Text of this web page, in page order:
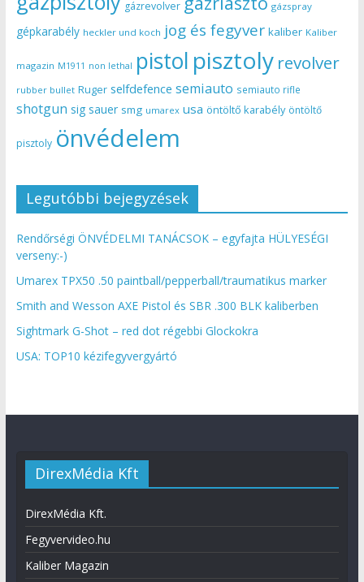
gázrevolver gázspray
gépkarabély heckler und koch jog és fegyver kaliber Kaliber
magazin M1911 non lethal pistol pisztoly revolver
rubber bullet Ruger selfdefence semiauto semiauto rifle
shotgun sig sauer smg umarex usa öntöltő karabély öntöltő
pisztoly önvédelem
Legutóbbi bejegyzések
Rendőrségi ÖNVÉDELMI TANÁCSOK – egyfajta HÜLYESÉGI
verseny:-)
Umarex TPX50 .50 paintball/pepperball/traumatikus marker
Smith and Wesson AXE Pistol és SBR .300 BLK kaliberben
Sightmark G-Shot – red dot régebbi Glockokra
USA: TOP10 kézifegyvergyártó
DirexMédia Kft
DirexMédia Kft.
Fegyvervideo.hu
Kaliber Magazin